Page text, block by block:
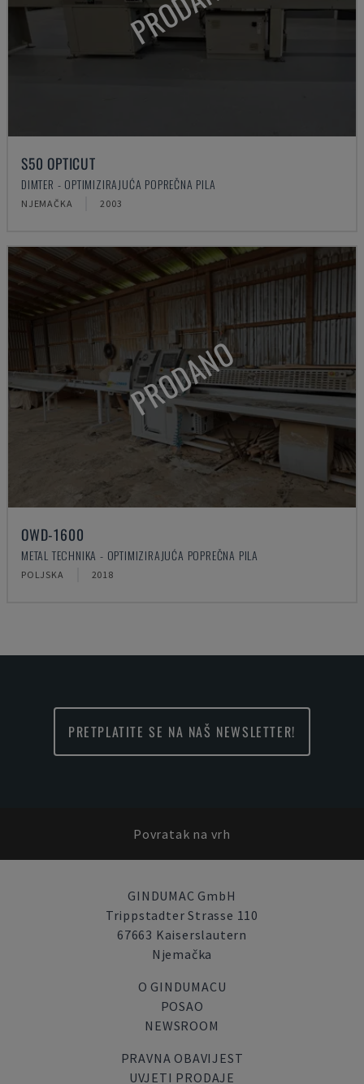
S50 OPTICUT
DIMTER - OPTIMIZIRAJUĆA POPREČNA PILA
NJEMAČKA 2003
PRODANO
OWD-1600
METAL TECHNIKA - OPTIMIZIRAJUĆA POPREČNA PILA
POLJSKA 2018
PRETPLATITE SE NA NAŠ NEWSLETTER!
Povratak na vrh
GINDUMAC GmbH
Trippstadter Strasse 110
67663 Kaiserslautern
Njemačka
O GINDUMACU
POSAO
NEWSROOM
PRAVNA OBAVIJEST
UVJETI PRODAJE